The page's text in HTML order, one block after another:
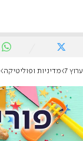
ערוץ 7 מדיניות ופוליטיקה